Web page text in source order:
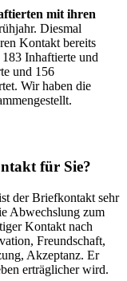
mit ihren
Diesmal
Kontakt bereits
Inhaftierte und
und 156
Wir haben die
für Sie?
der Briefkontakt sehr
Abwechslung zum
Kontakt nach
Freundschaft,
Akzeptanz. Er
erträglicher wird.